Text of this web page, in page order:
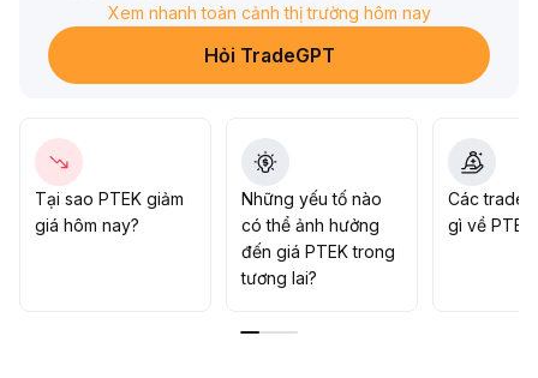
trúc giá sẽ là chìa khóa cho sự thay đổi cán cân mua -
bán
Do tín hiệu nến và khối lượng giao dịch vẫn chưa rõ
thời thực hiện nghiêm ngặt chiến lược cắt lỗ chốt lời để
phòng ngừa rủi ro biến động bất ngờ
Xem nhanh toàn cảnh thị trường hôm nay
Hỏi TradeGPT
Tại sao PTEK giảm
giá hôm nay?
Những yếu tố nào
có thể ảnh hưởng
đến giá PTEK trong
tương lai?
Các trader
gì về